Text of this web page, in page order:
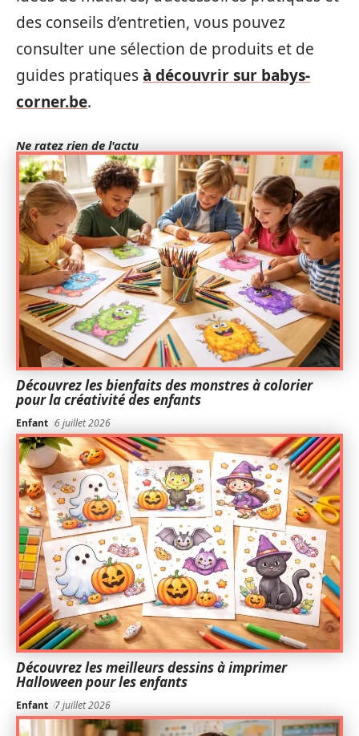
des conseils d’entretien, vous pouvez
consulter une sélection de produits et de
guides pratiquesà découvrir sur babys-
corner.be.
Ne ratez rien de l'actu
Découvrez les bienfaits des monstres à colorier
pour la créativité des enfants
Enfant 6 juillet 2026
Découvrez les meilleurs dessins à imprimer
Halloween pour les enfants
Enfant 7 juillet 2026